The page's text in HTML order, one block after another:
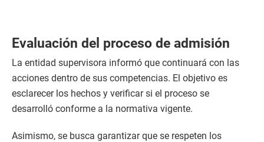
Evaluación del proceso de admisión
La entidad supervisora informó que continuará con las
acciones dentro de sus competencias. El objetivo es
esclarecer los hechos y verificar si el proceso se
desarrolló conforme a la normativa vigente.
Asimismo, se busca garantizar que se respeten los